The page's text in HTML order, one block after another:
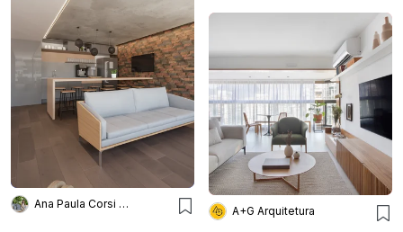
Ana Paula Corsi Arquitetura
A+G Arquitetura